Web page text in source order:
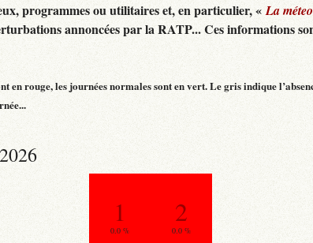
programmes ou utilitaires et, en particulier, «La
annoncées par la RATP... Ces informations
rouge, les journées normales sont en vert. Le gris indique
1
0.0 %
2
0.0 %